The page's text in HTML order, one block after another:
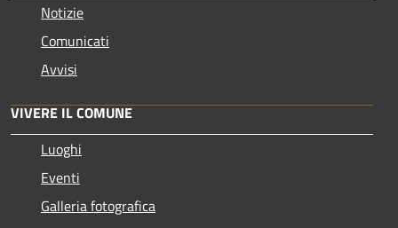
Notizie
Comunicati
Avvisi
VIVERE IL COMUNE
Luoghi
Eventi
Galleria fotografica